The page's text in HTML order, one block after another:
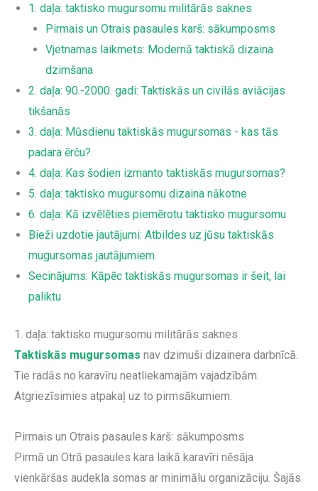
1. daļa: taktisko mugursomu militārās saknes
Pirmais un Otrais pasaules karš: sākumposms
Vjetnamas laikmets: Modernā taktiskā dizaina
dzimšana
2. daļa: 90.-2000. gadi: Taktiskās un civilās aviācijas
tikšanās
3. daļa: Mūsdienu taktiskās mugursomas - kas tās
padara ērču?
4. daļa: Kas šodien izmanto taktiskās mugursomas?
5. daļa: taktisko mugursomu dizaina nākotne
6. daļa: Kā izvēlēties piemērotu taktisko mugursomu
Bieži uzdotie jautājumi: Atbildes uz jūsu taktiskās
mugursomas jautājumiem
Secinājums: Kāpēc taktiskās mugursomas ir šeit, lai
paliktu
1. daļa: taktisko mugursomu militārās saknes
Taktiskās mugursomas nav dzimuši dizainera darbnīcā.
Tie radās no karavīru neatliekamajām vajadzībām.
Atgriezīsimies atpakaļ uz to pirmsākumiem.
Pirmais un Otrais pasaules karš: sākumposms
Pirmā un Otrā pasaules kara laikā karavīri nēsāja
vienkāršas audekla somas ar minimālu organizāciju. Šajās